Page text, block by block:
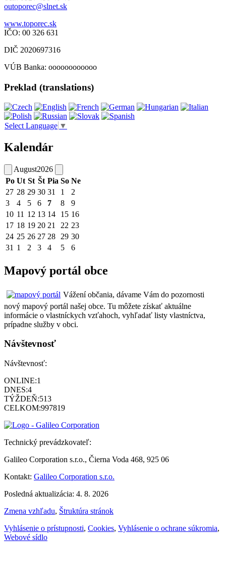
outoporec@slnet.sk
www.toporec.sk
IČO: 00 326 631
DIČ 2020697316
VÚB Banka: oooooooooooo
Preklad (translations)
Select Language ▼
Kalendár
August2026
Po Ut St Št Pia So Ne
27 28 29 30 31 1
2
3
4 5 6 7 8
9
10 11 12 13 14 15 16
17 18 19 20 21 22 23
24 25 26 27 28 29 30
31 1 2 3 4 5 6
Mapový portál obce
Vážení občania, dávame Vám do pozornosti
nový mapový portál našej obce. Tu môžete získať aktuálne
informácie o vlastníckych vzťahoch, vyhľadať listy vlastníctva,
prípadne služby v obci.
Návštevnosť
Návštevnosť:
ONLINE:1
DNES:4
TÝŽDEŇ:513
CELKOM:997819
Technický prevádzkovateľ:
Galileo Corporation s.r.o., Čierna Voda 468, 925 06
Kontakt: Galileo Corporation s.r.o.
Posledná aktualizácia: 4. 8. 2026
Zmena vzhľadu, Štruktúra stránok
Vyhlásenie o prístupnosti, Cookies, Vyhlásenie o ochrane súkromia,
Webové sídlo